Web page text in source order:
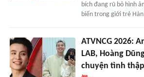
bích đang rũ bỏ hình
biến trong giới trẻ Hàn
ATVNCG 2026:
LAB, Hoàng
chuyện tình